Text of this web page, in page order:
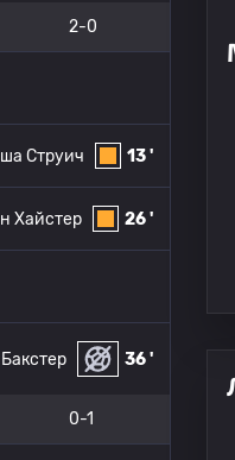
2-0
13 '
Струич
26 '
Хайстер
36 '
0-1